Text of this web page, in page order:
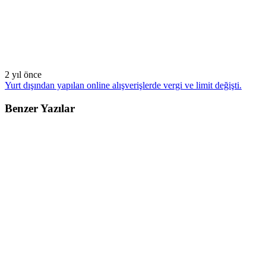
2 yıl önce
Yurt dışından yapılan online alışverişlerde vergi ve limit değişti.
Benzer Yazılar